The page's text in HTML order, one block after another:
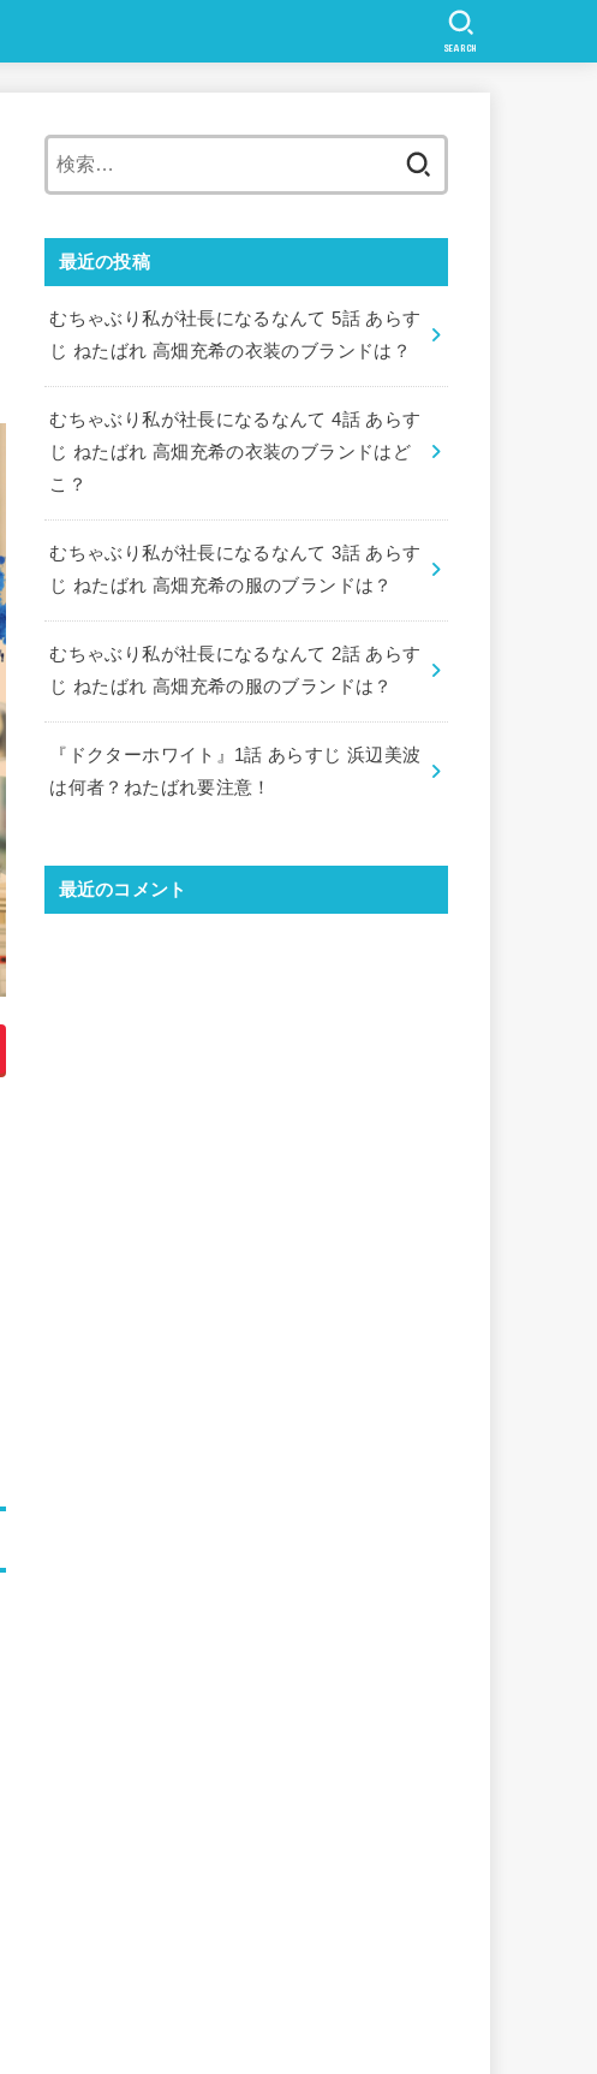
SEARCH
最近の投稿
むちゃぶり私が社長になるなんて 5話 あらす
じ ねたばれ 高畑充希の衣装のブランドは？
むちゃぶり私が社長になるなんて 4話 あらす
じ ねたばれ 高畑充希の衣装のブランドはど
こ？
むちゃぶり私が社長になるなんて 3話 あらす
じ ねたばれ 高畑充希の服のブランドは？
むちゃぶり私が社長になるなんて 2話 あらす
じ ねたばれ 高畑充希の服のブランドは？
『ドクターホワイト』1話 あらすじ 浜辺美波
は何者？ねたばれ要注意！
最近のコメント